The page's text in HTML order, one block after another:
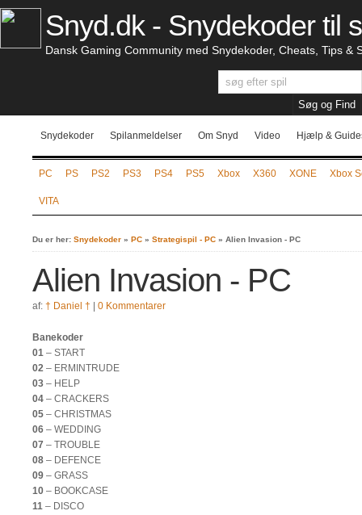
Snyd.dk - Snydekoder til
Dansk Gaming Community med Snydekoder, Cheats, Tips &
Snydekoder Spilanmeldelser Om Snyd Video Hjælp &
PC PS PS2 PS3 PS4 PS5 Xbox X360 XONE Xbox
VITA
Du er her: Snydekoder » PC » Strategispil - PC » Alien Invasion - PC
Alien Invasion - PC
af: † Daniel † 0 Kommentarer
Banekoder
01 – START
02 – ERMINTRUDE
03 – HELP
04 – CRACKERS
05 – CHRISTMAS
06 – WEDDING
07 – TROUBLE
08 – DEFENCE
09 – GRASS
10 – BOOKCASE
11 – DISCO